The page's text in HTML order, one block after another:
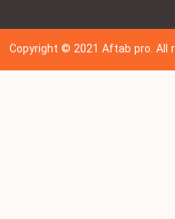
Copyright © 202 1Aftab pro.